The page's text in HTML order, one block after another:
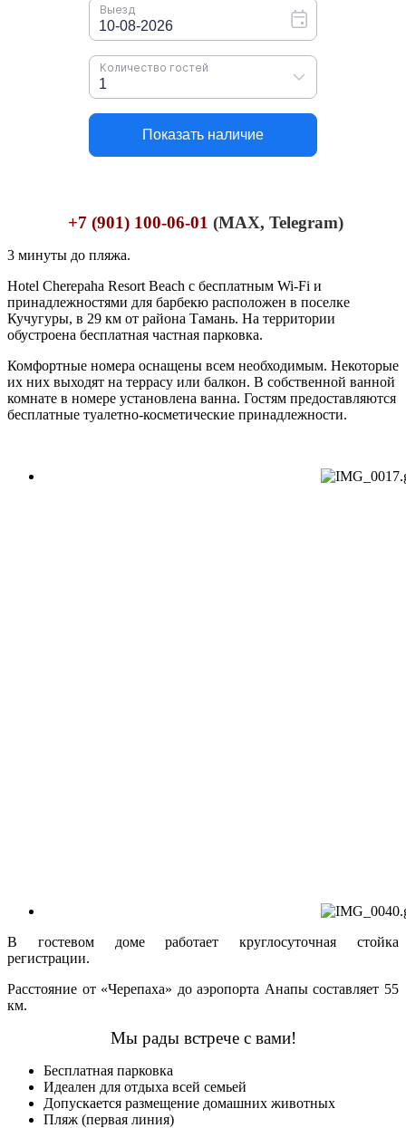
+7 (901) 100-06-01 (MAX, Telegram)
3 минуты до пляжа.
Hotel Cherepaha Resort Beach с бесплатным Wi-Fi и
принадлежностями для барбекю расположен в поселке
Кучугуры, в 29 км от района Тамань. На территории
обустроена бесплатная частная парковка.
Комфортные номера оснащены всем необходимым. Некоторые
их них выходят на террасу или балкон. В собственной ванной
комнате в номере установлена ванна. Гостям предоставляются
бесплатные туалетно-косметические принадлежности.
В гостевом доме работает круглосуточная стойка
регистрации.
Расстояние от «Черепаха» до аэропорта Анапы составляет 55
км.
Мы рады встрече с вами!
Бесплатная парковка
Идеален для отдыха всей семьей
Допускается размещение домашних животных
Пляж (первая линия)